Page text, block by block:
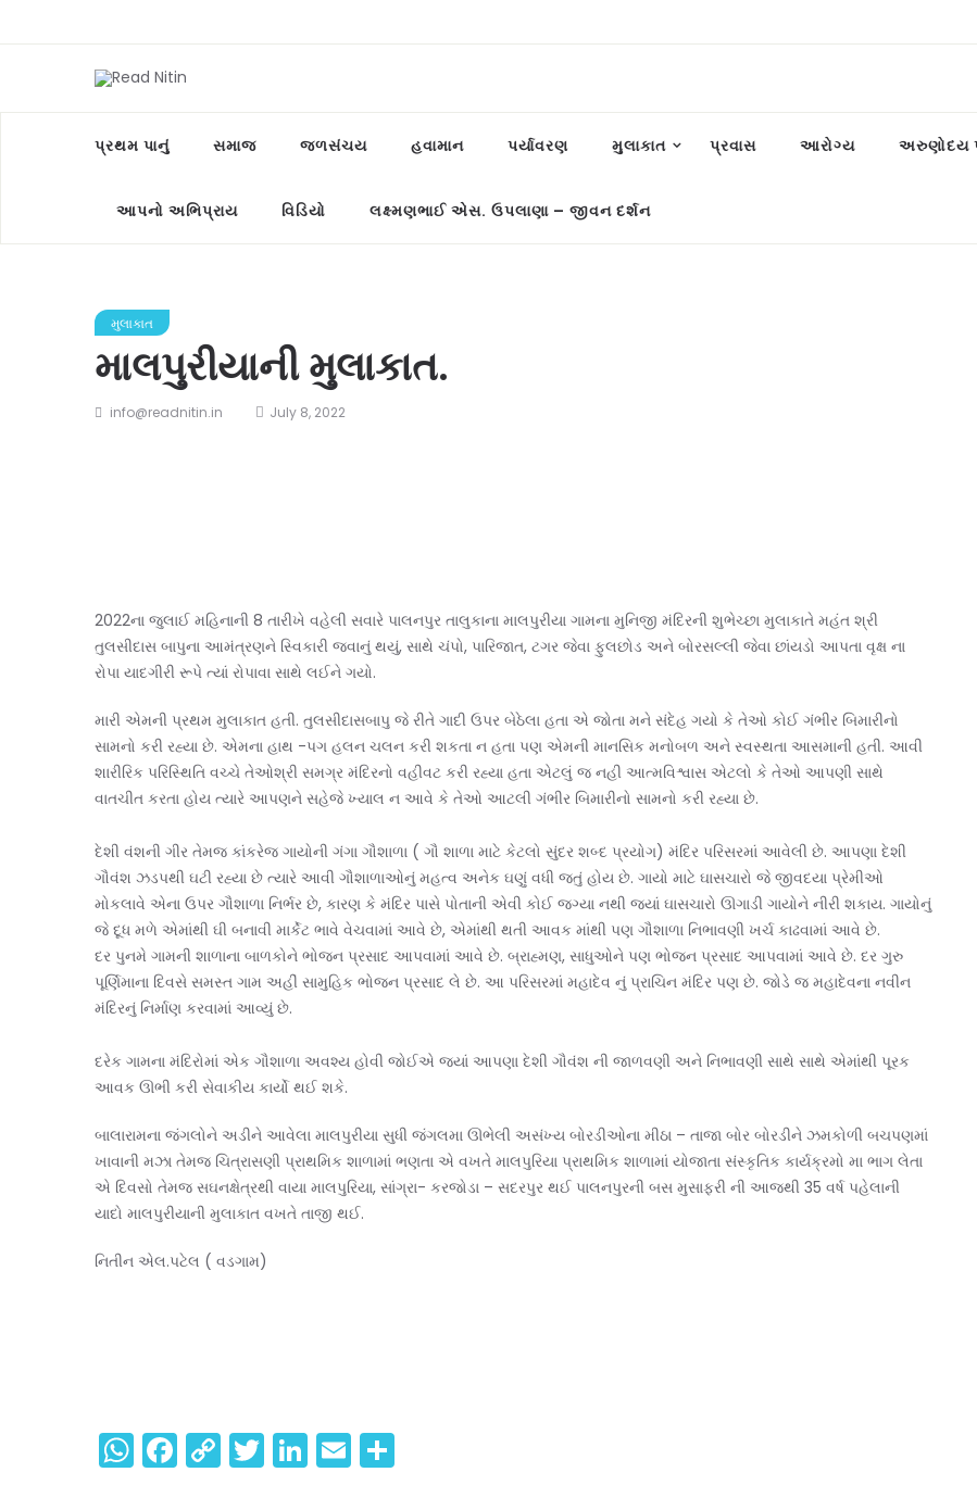
પ્રથમ પાનું સમાજ જળસંચય હવામાન પર્યાવરણ મુલાકાત પ્રવાસ આરોગ્ય અરુણોદય
આપનો અભિપ્રાય વિડિયો લક્ષ્મણભાઈ એસ. ઉપલાણા – જીવન દર્શન
મુલાકાત
માલપુરીયાની મુલાકાત.
info@readnitin.in July 8, 2022
2022ના જુલાઈ મહિનાની 8 તારીખે વહેલી સવારે પાલનપુર તાલુકાના માલપુરીયા ગામના મુનિજી મંદિરની શુભેચ્છા મુલાકાતે મહંત શ્રી
તુલસીદાસ બાપુના આમંત્રણને સ્વિકારી જવાનું થયું, સાથે ચંપો, પારિજાત, ટગર જેવા ફુલછોડ અને બોરસલ્લી જેવા છાંયડો આપતા વૃક્ષ ના
રોપા યાદગીરી રૂપે ત્યાં રોપાવા સાથે લઈને ગયો.
મારી એમની પ્રથમ મુલાકાત હતી. તુલસીદાસબાપુ જે રીતે ગાદી ઉપર બેઠેલા હતા એ જોતા મને સંદેહ ગયો કે તેઓ કોઈ ગંભીર બિમારીનો
સામનો કરી રહ્યા છે. એમના હાથ -પગ હલન ચલન કરી શકતા ન હતા પણ એમની માનસિક મનોબળ અને સ્વસ્થતા આસમાની હતી. આવી
શારીરિક પરિસ્થિતિ વચ્ચે તેઓશ્રી સમગ્ર મંદિરનો વહીવટ કરી રહ્યા હતા એટલું જ નહી આત્મવિશ્વાસ એટલો કે તેઓ આપણી સાથે
વાતચીત કરતા હોય ત્યારે આપણને સહેજે ખ્યાલ ન આવે કે તેઓ આટલી ગંભીર બિમારીનો સામનો કરી રહ્યા છે.
દેશી વંશની ગીર તેમજ કાંકરેજ ગાયોની ગંગા ગૌશાળા ( ગૌ શાળા માટે કેટલો સુંદર શબ્દ પ્રયોગ) મંદિર પરિસરમાં આવેલી છે. આપણા દેશી
ગૌવંશ ઝડપથી ઘટી રહ્યા છે ત્યારે આવી ગૌશાળાઓનું મહત્વ અનેક ઘણું વધી જતું હોય છે. ગાયો માટે ઘાસચારો જે જીવદયા પ્રેમીઓ
મોકલાવે એના ઉપર ગૌશાળા નિર્ભર છે, કારણ કે મંદિર પાસે પોતાની એવી કોઈ જગ્યા નથી જ્યાં ઘાસચારો ઊગાડી ગાયોને નીરી શકાય. ગાયોનું
જે દૂધ મળે એમાંથી ઘી બનાવી માર્કેટ ભાવે વેચવામાં આવે છે, એમાંથી થતી આવક માંથી પણ ગૌશાળા નિભાવણી ખર્ચ કાઢવામાં આવે છે.
દર પુનમે ગામની શાળાના બાળકોને ભોજન પ્રસાદ આપવામાં આવે છે. બ્રાહ્મણ, સાધુઓને પણ ભોજન પ્રસાદ આપવામાં આવે છે. દર ગુરુ
પૂર્ણિમાના દિવસે સમસ્ત ગામ અહીં સામુહિક ભોજન પ્રસાદ લે છે. આ પરિસરમાં મહાદેવ નું પ્રાચિન મંદિર પણ છે. જોડે જ મહાદેવના નવીન
મંદિરનું નિર્માણ કરવામાં આવ્યું છે.
દરેક ગામના મંદિરોમાં એક ગૌશાળા અવશ્ય હોવી જોઈએ જ્યાં આપણા દેશી ગૌવંશ ની જાળવણી અને નિભાવણી સાથે સાથે એમાંથી પૂરક
આવક ઊભી કરી સેવાકીય કાર્યો થઈ શકે.
બાલારામના જંગલોને અડીને આવેલા માલપુરીયા સુધી જંગલમા ઊભેલી અસંખ્ય બોરડીઓના મીઠા – તાજા બોર બોરડીને ઝમકોળી બચપણમાં
ખાવાની મઝા તેમજ ચિત્રાસણી પ્રાથમિક શાળામાં ભણતા એ વખતે માલપુરિયા પ્રાથમિક શાળામાં યોજાતા સંસ્કૃતિક કાર્યક્રમો મા ભાગ લેતા
એ દિવસો તેમજ સઘનક્ષેત્રથી વાયા માલપુરિયા, સાંગ્રા- કરજોડા – સદરપુર થઈ પાલનપુરની બસ મુસાફરી ની આજથી 35 વર્ષ પહેલાની
યાદો માલપુરીયાની મુલાકાત વખતે તાજી થઈ.
નિતીન એલ.પટેલ ( વડગામ)
WhatsApp
Facebook
Copy
Link
Twitter
LinkedIn
Email